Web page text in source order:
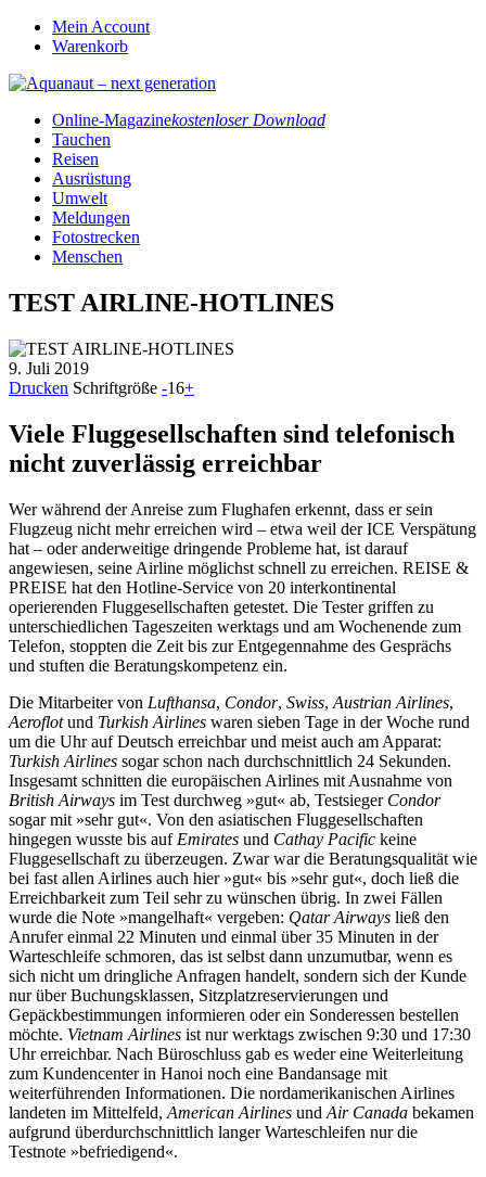
Mein Account
Warenkorb
Online-Magazinekostenloser Download
Tauchen
Reisen
Ausrüstung
Umwelt
Meldungen
Fotostrecken
Menschen
TEST AIRLINE-HOTLINES
9. Juli 2019
Drucken Schriftgröße -16+
Viele Fluggesellschaften sind telefonisch
nicht zuverlässig erreichbar
Wer während der Anreise zum Flughafen erkennt, dass er sein
Flugzeug nicht mehr erreichen wird – etwa weil der ICE Verspätung
hat – oder anderweitige dringende Probleme hat, ist darauf
angewiesen, seine Airline möglichst schnell zu erreichen. REISE &
PREISE hat den Hotline-Service von 20 interkontinental
operierenden Fluggesellschaften getestet. Die Tester griffen zu
unterschiedlichen Tageszeiten werktags und am Wochenende zum
Telefon, stoppten die Zeit bis zur Entgegennahme des Gesprächs
und stuften die Beratungskompetenz ein.
Die Mitarbeiter von Lufthansa, Condor, Swiss, Austrian Airlines,
Aeroflotund Turkish Airlines waren sieben Tage in der Woche rund
um die Uhr auf Deutsch erreichbar und meist auch am Apparat:
Turkish Airlines sogar schon nach durchschnittlich 24 Sekunden.
Insgesamt schnitten die europäischen Airlines mit Ausnahme von
British Airways im Test durchweg »gut« ab, Testsieger Condor
sogar mit »sehr gut«. Von den asiatischen Fluggesellschaften
hingegen wusste bis auf Emirates und Cathay Pacific keine
Fluggesellschaft zu überzeugen. Zwar war die Beratungsqualität wie
bei fast allen Airlines auch hier »gut« bis »sehr gut«, doch ließ die
Erreichbarkeit zum Teil sehr zu wünschen übrig. In zwei Fällen
wurde die Note »mangelhaft« vergeben: Qatar Airways ließ den
Anrufer einmal 22 Minuten und einmal über 35 Minuten in der
Warteschleife schmoren, das ist selbst dann unzumutbar, wenn es
sich nicht um dringliche Anfragen handelt, sondern sich der Kunde
nur über Buchungsklassen, Sitzplatzreservierungen und
Gepäckbestimmungen informieren oder ein Sonderessen bestellen
möchte. Vietnam Airlines ist nur werktags zwischen 9:30 und 17:30
Uhr erreichbar. Nach Büroschluss gab es weder eine Weiterleitung
zum Kundencenter in Hanoi noch eine Bandansage mit
weiterführenden Informationen. Die nordamerikanischen Airlines
landeten im Mittelfeld, American Airlines und Air Canada bekamen
aufgrund überdurchschnittlich langer Warteschleifen nur die
Testnote »befriedigend«.